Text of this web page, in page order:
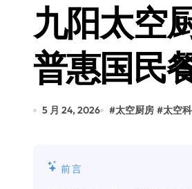
谷歌
全球最小U
400层堆叠
九阳太空
普惠国民
5 月 24, 2026 #太空厨房 #太空
前言